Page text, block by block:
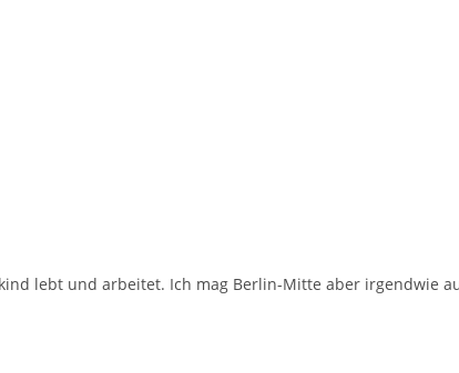
lebt und arbeitet. Ich mag Berlin-Mitte aber irgendwie